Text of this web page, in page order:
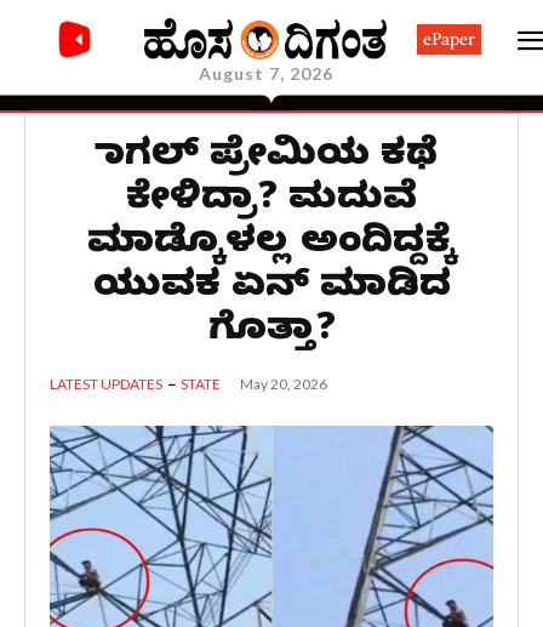
August 7, 2026
ePaper
ಪಾಗಲ್ ಪ್ರೇಮಿಯ ಕಥೆ
ಕೇಳಿದ್ರಾ? ಮದುವೆ
ಮಾಡ್ಕೊಳಲ್ಲ ಅಂದಿದ್ದಕ್ಕೆ
ಯುವಕ ಏನ್ ಮಾಡಿದ
ಗೊತ್ತಾ?
LATEST UPDATES STATE May 20, 2026